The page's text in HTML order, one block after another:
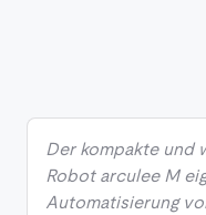
Der kompakte und
Robot arculee M
Automatisierung